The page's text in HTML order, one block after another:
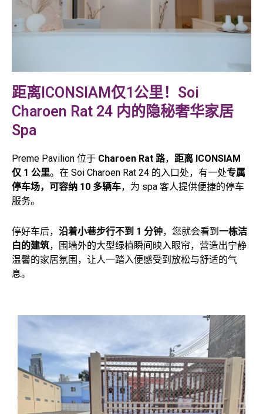
距离ICONSIAM仅1公里！Soi
Charoen Rat 24 内的隐秘奢华家居
Spa
Preme Pavilion 位于 Charoen Rat 路， 距离 ICONSIAM
仅 1 公里。在 Soi Charoen Rat 24 的入口处，有一处专属
停车场，可容纳 10 多辆车，为 spa 客人提供便捷的停车
服务。
停好车后， 沿着小巷步行不到 1 分钟，您就会看到 一栋洁
白的建筑，围墙外的大型绿植瞬间映入眼帘，营造出宁静
温馨的家居氛围，让人一踏入便感受到放松与舒适的气
息。